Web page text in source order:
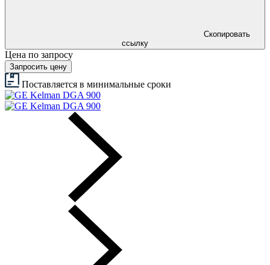
Скопировать
ссылку
Цена по запросу
Запросить цену
Поставляется в минимальные сроки